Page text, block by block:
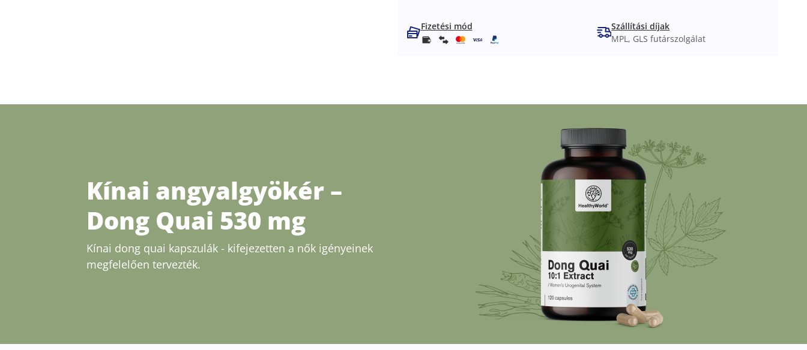
Fizetési mód
Szállítási díjak
MPL, GLS futárszolgálat
Kínai angyalgyökér –
Dong Quai 530 mg
Kínai dong quai kapszulák - kifejezetten a nők igényeinek
megfelelően tervezték.